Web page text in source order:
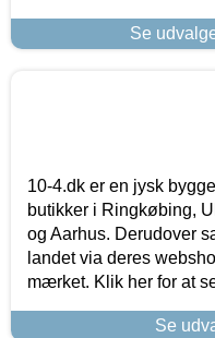
Se
10-4.dk er en jysk
butikker i Ringkøbing,
og Aarhus. Derudover
landet via deres
mærket. Klik her for at
Se